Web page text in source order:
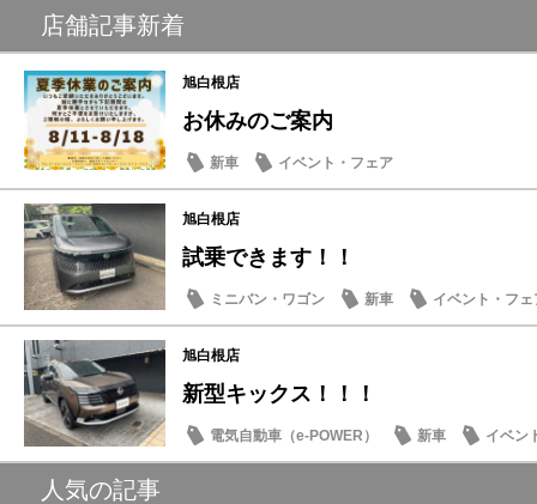
店舗記事新着
旭白根店
お休みのご案内
新車 イベント・フェア
旭白根店
試乗できます！！
ミニバン・ワゴン 新車 イベント・フェ
旭白根店
新型キックス！！！
電気自動車（e-POWER） 新車 イベン
人気の記事